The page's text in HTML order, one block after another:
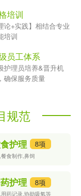
内容、服务质量等
、经验和服务质量也
好的护工价格会相对
理疏导等，价格也会
时，首先要了解他们
时护工时需要考虑的
培训
论+实践】相结合专业
培训
员工体系
护理员培养&晋升机
确保服务质量
规范
护理 8项
食制作,鼻饲
护理 8项
药记录,协助吸氧等